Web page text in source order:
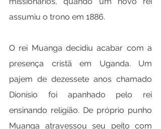
assumiu o trono em 1886.
O rei Muanga decidiu acabar com a
presença cristã em Uganda. Um
pajem de dezessete anos chamado
Dionísio foi apanhado pelo rei
ensinando religião. De próprio punho
Muanga atravessou seu peito com